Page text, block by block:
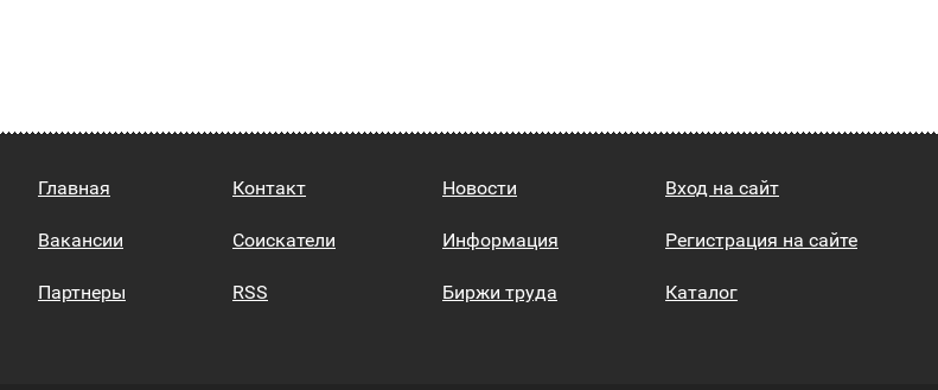
Главная
Вакансии
Партнеры
Контакт
Соискатели
RSS
Новости
Информация
Биржи труда
Вход на сайт
Регистрация на сайте
Каталог